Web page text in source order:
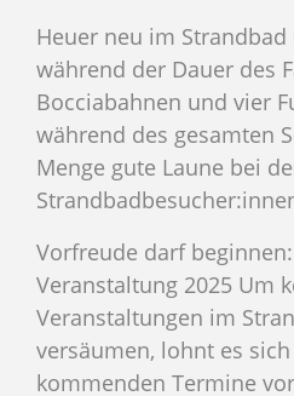
Heuer neu im
während der Dauer des
Bocciabahnen und vier
während des gesamten
Menge gute Laune bei
Vorfreude darf
Veranstaltung 2025 Um
Veranstaltungen im
versäumen, lohnt es
kommenden Termine